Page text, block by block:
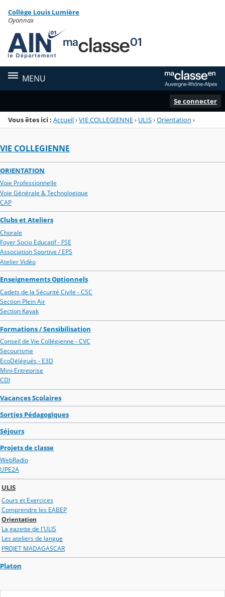
Menu de la rubrique
Contenu
Collège Louis Lumière
Oyonnax
MENU
Se connecter
Vous êtes ici : Accueil›VIE COLLEGIENNE› ULIS›Orientation ›
VIE COLLEGIENNE
ORIENTATION
Voie Professionnelle
Voie Générale & Technologique
CAP
Clubs et Ateliers
Chorale
Foyer Socio Educatif - FSE
Association Sportive / EPS
Atelier Vidéo
Enseignements Optionnels
Cadets de la Sécurité Civile - CSC
Section Plein Air
Section Kayak
Formations / Sensibilisation
Conseil de Vie Collégienne - CVC
Secourisme
EcoDélégués - E3D
Mini-Entreprise
CDI
Vacances Scolaires
Sorties Pédagogiques
Séjours
Projets de classe
WebRadio
UPE2A
ULIS
Cours et Exercices
Comprendre les EABEP
Orientation
La gazette de l'ULIS
Les ateliers de langue
PROJET MADAGASCAR
Platon